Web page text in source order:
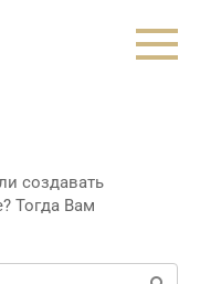
создавать
Тогда Вам